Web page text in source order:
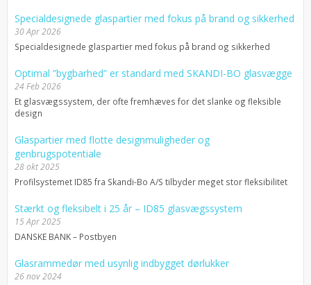
Specialdesignede glaspartier med fokus på brand og sikkerhed
30 Apr 2026
Specialdesignede glaspartier med fokus på brand og sikkerhed
Optimal ”bygbarhed” er standard med SKANDI-BO glasvægge
24 Feb 2026
Et glasvægssystem, der ofte fremhæves for det slanke og fleksible
design
Glaspartier med flotte designmuligheder og
genbrugspotentiale
28 okt 2025
Profilsystemet ID85 fra Skandi-Bo A/S tilbyder meget stor fleksibilitet
Stærkt og fleksibelt i 25 år – ID85 glasvægssystem
15 Apr 2025
DANSKE BANK – Postbyen
Glasrammedør med usynlig indbygget dørlukker
26 nov 2024